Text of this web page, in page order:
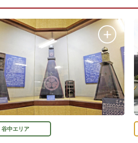
谷中エリア